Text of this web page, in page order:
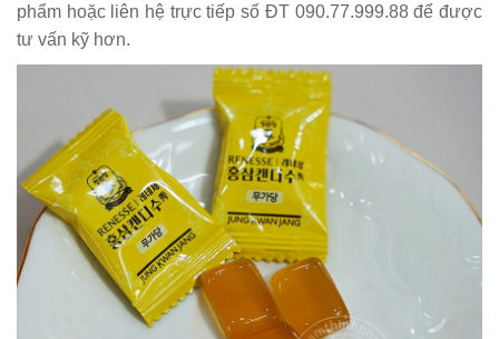
phẩm hoặc liên hệ trực tiếp số ĐT 090.77.999.88 để được
tư vấn kỹ hơn.